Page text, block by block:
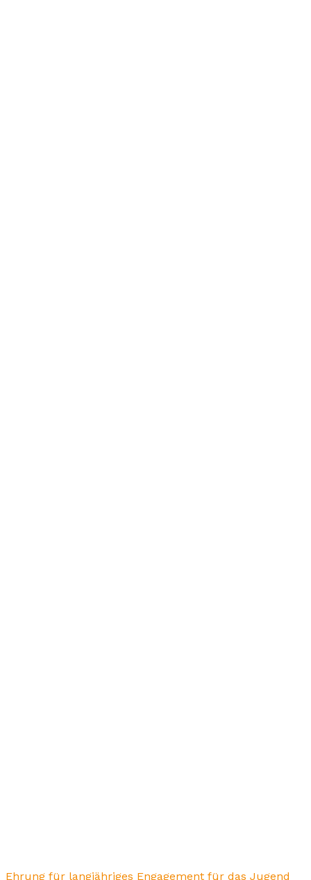
Ehrung für langjähriges Engagement für das Jugend